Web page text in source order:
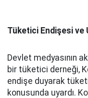
Tüketici Endişesi ve
Devlet medyasının
bir tüketici derneği,
endişe duyarak
konusunda uyardı.